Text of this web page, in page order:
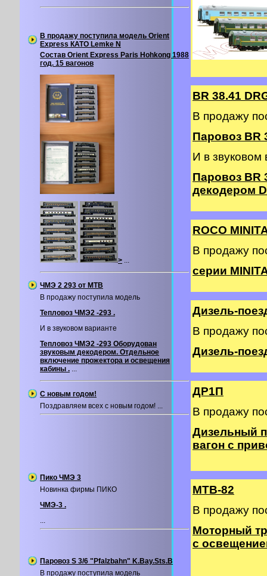
В продажу поступила модель Orient
Express КАТО Lemke N
Состав Orient Express Paris Hohkong 1988
год. 15 вагонов
> ...
ЧМЭ 2 293 от MTB
В продажу поступила модель
Тепловоз ЧМЭ2 -293 .
И в звуковом варианте
Тепловоз ЧМЭ2 -293 Оборудован
звуковым декодером. Отдельное
включение прожектора и освещения
кабины . ...
С новым годом!
Поздравляем всех с новым годом! ...
Пико ЧМЭ 3
Новинка фирмы ПИКО
ЧМЭ-3 .
...
Паровоз S 3/6 "Pfalzbahn" K.Bay.Sts.B
В продажу поступила модель
BR 38.41
В продажу
Паровоз BR
И в звуковом
Паровоз BR
декодером
ROCO
В продажу
серии
Дизель-
В продажу
Дизель-
ДР1П
В продажу
Дизельный
вагон с
МТВ-82
В продажу
Моторный
с